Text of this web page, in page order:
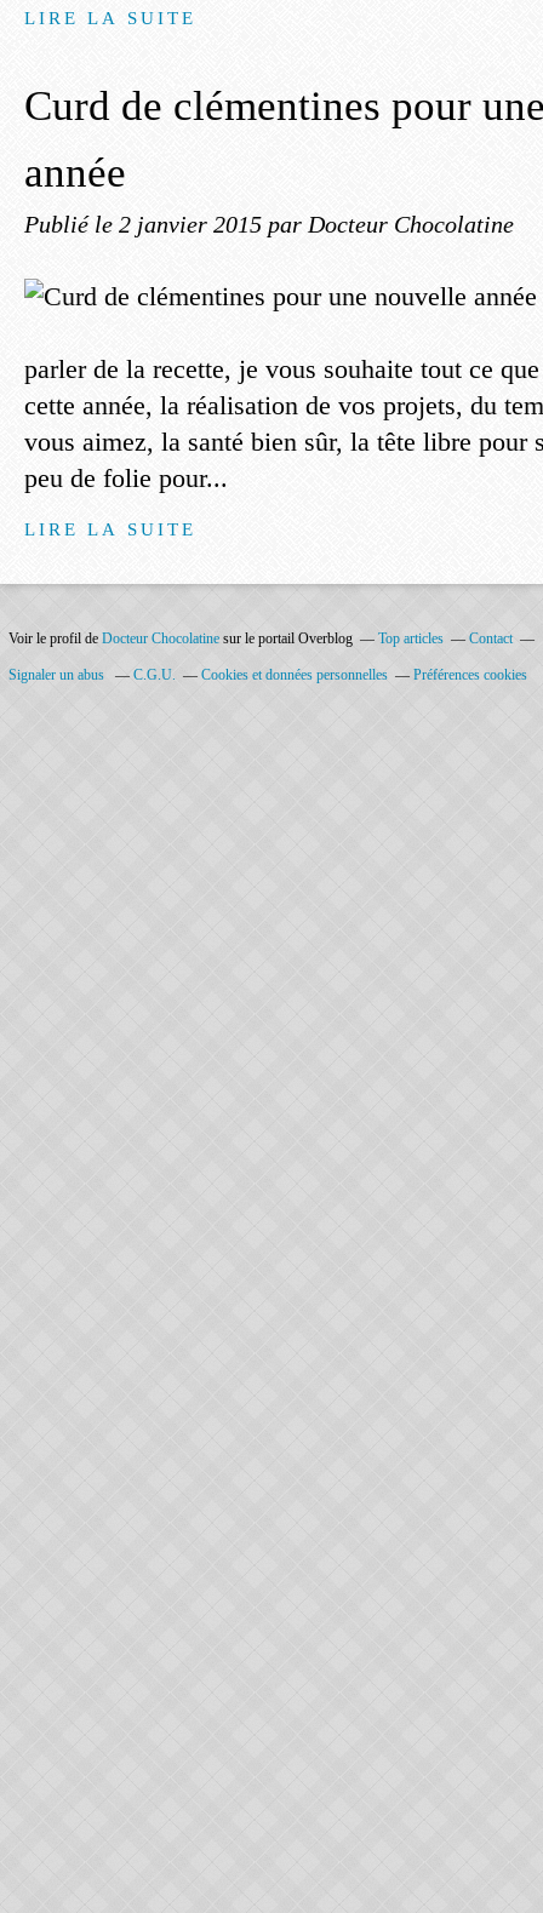
LIRE LA SUITE
Curd de clémentines pour
année
Publié le 2 janvier 2015 par Docteur Chocolatine
parler de la recette, je vous souhaite tout ce
cette année, la réalisation de vos projets, du
vous aimez, la santé bien sûr, la tête libre pour
peu de folie pour...
LIRE LA SUITE
Voir le profil de Docteur Chocolatine sur le portail Overblog Top articles Contact
Signaler un abus C.G.U. Cookies et données personnelles Préférences cookies